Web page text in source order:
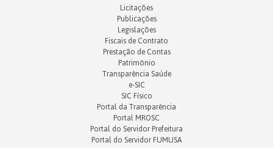
Licitações
Publicações
Legislações
Fiscais de Contrato
Prestação de Contas
Patrimônio
Transparência Saúde
e-SIC
SIC Físico
Portal da Transparência
Portal MROSC
Portal do Servidor Prefeitura
Portal do Servidor FUMUSA